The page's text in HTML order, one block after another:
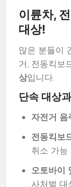
이륜차,
대상!
많은 분들이
거, 전동킥보
상입니다.
단속 대상
자전거 음
전동킥보
취소 가능
오토바이
사처벌 대